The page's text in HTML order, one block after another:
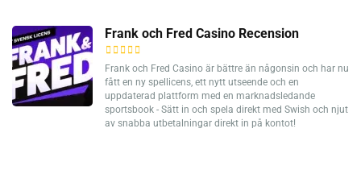
Frank och Fred Casino Recension
Frank och Fred Casino är bättre än någonsin och har nu
fått en ny spellicens, ett nytt utseende och en
uppdaterad plattform med en marknadsledande
sportsbook - Sätt in och spela direkt med Swish och njut
av snabba utbetalningar direkt in på kontot!